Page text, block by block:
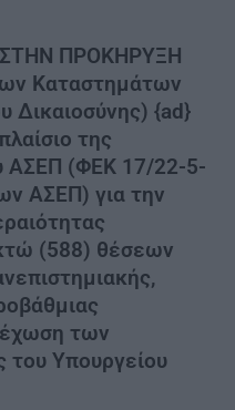
ΠΡΟΚΗΡΥΞΗ
Καταστημάτων
Δικαιοσύνης) {ad}
της
ΑΣΕΠ (ΦΕΚ 17/22-5-
ΑΣΕΠ) για την
(588) θέσεων
των
Υπουργείου